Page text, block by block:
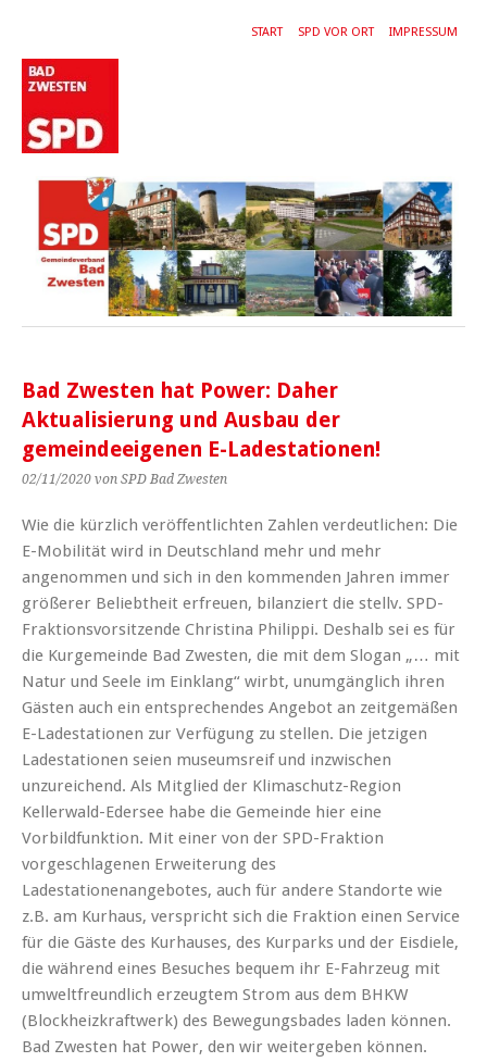
START SPD VOR ORT IMPRESSUM
Bad Zwesten hat Power: Daher
Aktualisierung und Ausbau der
gemeindeeigenen E-Ladestationen!
02/11/2020 von SPD Bad Zwesten
Wie die kürzlich veröffentlichten Zahlen verdeutlichen: Die
E-Mobilität wird in Deutschland mehr und mehr
angenommen und sich in den kommenden Jahren immer
größerer Beliebtheit erfreuen, bilanziert die stellv. SPD-
Fraktionsvorsitzende Christina Philippi. Deshalb sei es für
die Kurgemeinde Bad Zwesten, die mit dem Slogan „… mit
Natur und Seele im Einklang“ wirbt, unumgänglich ihren
Gästen auch ein entsprechendes Angebot an zeitgemäßen
E-Ladestationen zur Verfügung zu stellen. Die jetzigen
Ladestationen seien museumsreif und inzwischen
unzureichend. Als Mitglied der Klimaschutz-Region
Kellerwald-Edersee habe die Gemeinde hier eine
Vorbildfunktion. Mit einer von der SPD-Fraktion
vorgeschlagenen Erweiterung des
Ladestationenangebotes, auch für andere Standorte wie
z.B. am Kurhaus, verspricht sich die Fraktion einen Service
für die Gäste des Kurhauses, des Kurparks und der Eisdiele,
die während eines Besuches bequem ihr E-Fahrzeug mit
umweltfreundlich erzeugtem Strom aus dem BHKW
(Blockheizkraftwerk) des Bewegungsbades laden können.
Bad Zwesten hat Power, den wir weitergeben können.